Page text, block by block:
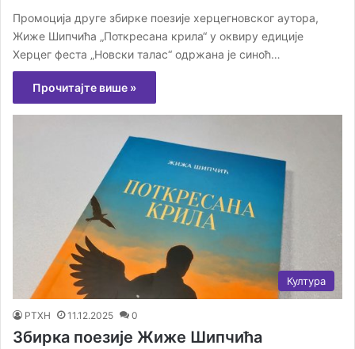
Промоција друге збирке поезије херцегновског аутора,
Жиже Шипчића „Поткресана крила“ у оквиру едиције
Херцег феста „Новски талас“ одржана је синоћ…
Прочитајте више »
Култура
РТХН 11.12.2025 0
Збирка поезије Жиже Шипчића